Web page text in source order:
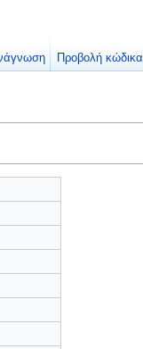
Προβολή κώδικα